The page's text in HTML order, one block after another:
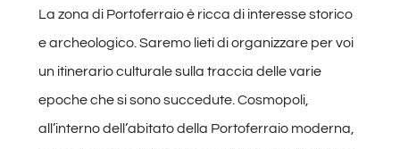
La zona di Portoferraio è ricca di interesse storico
e archeologico. Saremo lieti di organizzare per voi
un itinerario culturale sulla traccia delle varie
epoche che si sono succedute. Cosmopoli,
all’interno dell’abitato della Portoferraio moderna,